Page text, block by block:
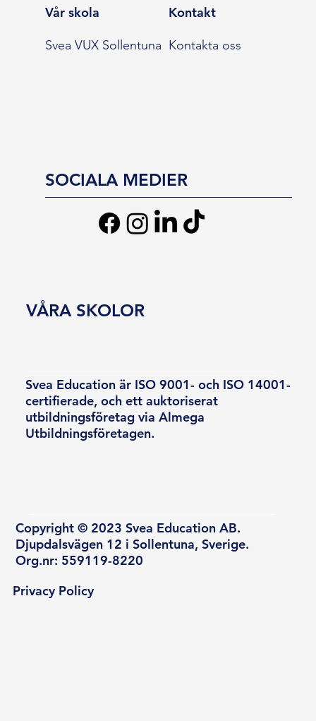
Vår skola
Svea VUX Sollentuna
Kontakt
Kontakta oss
SOCIALA MEDIER
Svea Education är ISO 9001- och ISO 14001-
certifierade, och ett auktoriserat
utbildningsföretag via Almega
Utbildningsföretagen.
Copyright © 2023 Svea Education AB.
Djupdalsvägen 12 i Sollentuna, Sverige.
Org.nr: 559119-8220
VÅRA SKOLOR
Privacy Policy